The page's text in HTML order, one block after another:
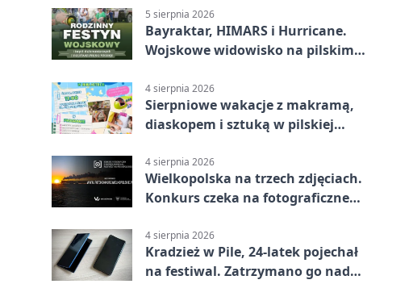
5 sierpnia 2026
Bayraktar, HIMARS i Hurricane.
Wojskowe widowisko na pilskim
4 sierpnia 2026
Sierpniowe wakacje z makramą,
diaskopem i sztuką w pilskiej
4 sierpnia 2026
Wielkopolska na trzech zdjęciach.
Konkurs czeka na fotograficzne
4 sierpnia 2026
Kradzież w Pile, 24-latek pojechał
na festiwal. Zatrzymano go nad